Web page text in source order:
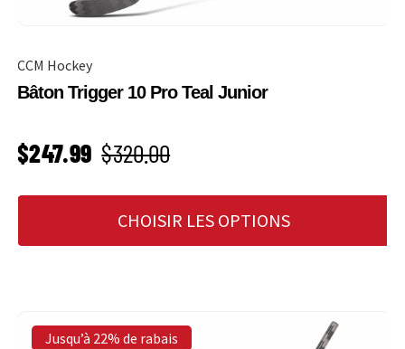
CCM Hockey
Bâton Trigger 10 Pro Teal Junior
PRIX SOLDÉ
$247.99 Prix habituel
$320.00
CHOISIR LES OPTIONS
Jusqu’à 22% de rabais